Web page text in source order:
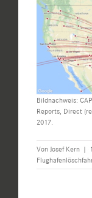
Bildnachweis:
Reports, Direct
2017.
Von Josef Kern |